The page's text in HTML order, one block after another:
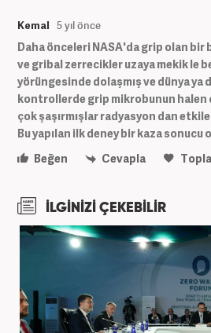
Kemal 5 yıl önce
Daha önceleri NASA'da grip olan bir
ve gribal zerrecikler uzaya mekik le
yörüngesinde dolaşmış ve dünya ya
kontrollerde grip mikrobunun halen
çok şaşırmışlar radyasyon dan
Bu yapılan ilk deney bir kaza sonucu
Beğen
Cevapla
İLGİNİZİ ÇEKEBİLİR